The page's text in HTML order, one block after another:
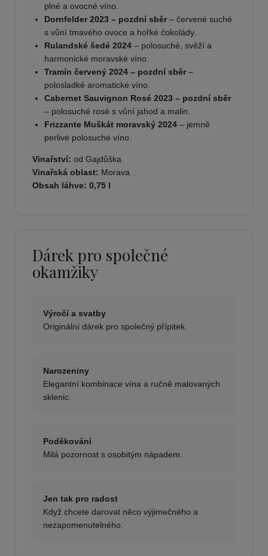
plné a ovocné víno.
Dornfelder 2023 – pozdní sběr– červené suché
s vůní tmavého ovoce a hořké čokolády.
Rulandské šedé 2024 – polosuché, svěží a
harmonické moravské víno.
Tramín červený 2024 – pozdní sběr–
polosladké aromatické víno.
Cabernet Sauvignon Rosé 2023 – pozdní sběr
– polosuché rosé s vůní jahod a malin.
Frizzante Muškát moravský 2024 – jemně
perlivé polosuché víno.
Vinařství: od Gajdůška
Vinařská oblast: Morava
Obsah láhve: 0,75 l
Dárek pro společné
okamžiky
Výročí a svatby
Originální dárek pro společný přípitek.
Narozeniny
Elegantní kombinace vína a ručně malovaných
sklenic.
Poděkování
Milá pozornost s osobitým nápadem.
Jen tak pro radost
Když chcete darovat něco výjimečného a
nezapomenutelného.